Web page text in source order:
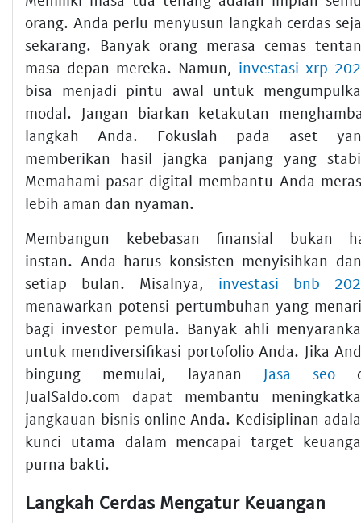
orang. Anda perlu menyusun langkah cerdas
sekarang. Banyak orang merasa cemas
masa depan mereka. Namun, investasi xrp
bisa menjadi pintu awal untuk
modal. Jangan biarkan ketakutan
langkah Anda. Fokuslah pada aset
memberikan hasil jangka panjang yang
Memahami pasar digital membantu Anda
lebih aman dan nyaman.
Membangun kebebasan finansial bukan
instan. Anda harus konsisten menyisihkan
setiap bulan. Misalnya, investasi bnb
menawarkan potensi pertumbuhan yang
bagi investor pemula. Banyak ahli
untuk mendiversifikasi portofolio Anda. Jika
bingung memulai, layanan Jasa seo
JualSaldo.com dapat membantu
jangkauan bisnis online Anda. Kedisiplinan
kunci utama dalam mencapai target
purna bakti.
Langkah Cerdas Mengatur Keuangan